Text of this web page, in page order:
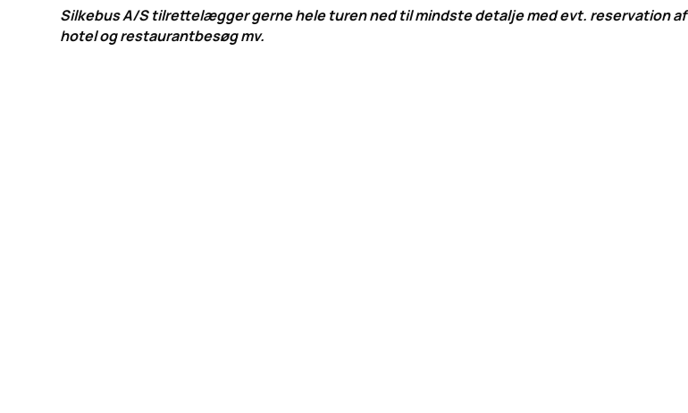
Silkebus A/S tilrettelægger gerne hele turen ned til mindste detalje med evt. reservation af
hotel og restaurantbesøg mv.